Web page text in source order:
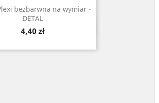
bezbarwna na wymiar -
DETAL
Cena
4,40 zł
Szybki podgląd